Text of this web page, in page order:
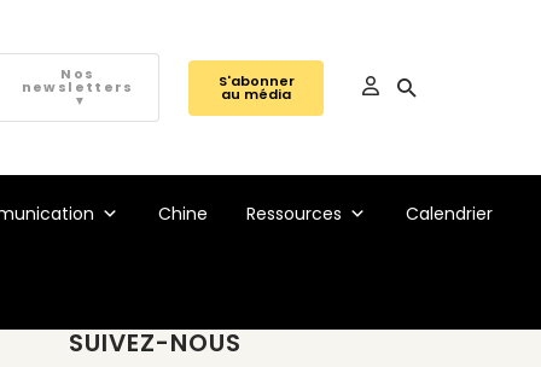
Nos
newsletters
▼
S'abonner
au média
Chine Ressources Calendrier
SUIVEZ-NOUS